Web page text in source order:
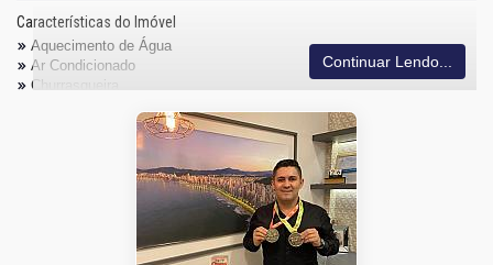
Características do Imóvel
Aquecimento de Água
Ar Condicionado
Churrasqueira
Piso Porcelanato
Acabamento em Gesso
Móveis Planejados
Fechadura Eletrônica
Continuar Lendo...